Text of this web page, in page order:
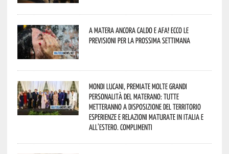
A Matera ancora caldo e afa! Ecco le
previsioni per la prossima settimana
Mondi lucani, premiate molte grandi
personalità del materano: tutte
metteranno a disposizione del territorio
esperienze e relazioni maturate in Italia e
all’estero. Complimenti